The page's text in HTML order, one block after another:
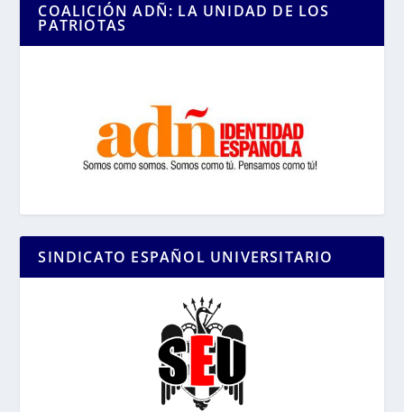
COALICIÓN ADÑ: LA UNIDAD DE LOS
PATRIOTAS
SINDICATO ESPAÑOL UNIVERSITARIO